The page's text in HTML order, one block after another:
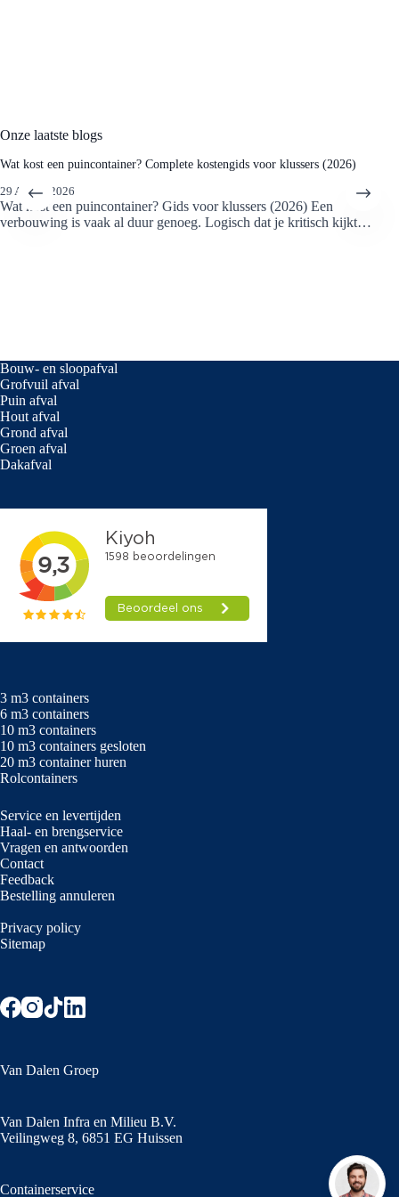
maar voor kleine objecten zoals containers gaat
Kosten (Precariobelasting):
Belangrijke voorwaarden:
of markeringen te gebruiken volgens de
het geding is.
Voor meer informatie raadpleeg deze pagina van
Roermond.
Onze laatste blogs
Wat kost een puincontainer? Complete kostengids voor klussers (2026)
29 APRIL 2026
Wat kost een puincontainer? Gids voor klussers (2026) Een
verbouwing is vaak al duur genoeg. Logisch dat je kritisch kijkt…
Bouw- en sloopafval
Grofvuil afval
Puin afval
Hout afval
Grond afval
Groen afval
Dakafval
3 m3 containers
6 m3 containers
10 m3 containers
10 m3 containers gesloten
20 m3 container huren
Rolcontainers
Service en levertijden
Haal- en brengservice
Vragen en antwoorden
Contact
Feedback
Bestelling annuleren
Privacy policy
Sitemap
Van Dalen Groep
Van Dalen Infra en Milieu B.V.
Veilingweg 8, 6851 EG Huissen
Containerservice